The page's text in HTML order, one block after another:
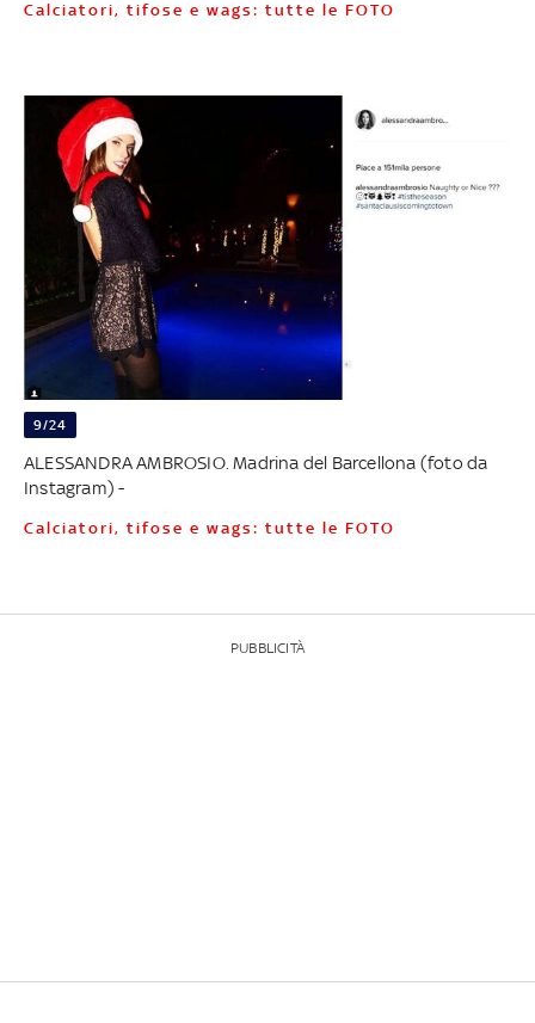
Calciatori, tifose e wags: tutte le FOTO
9/24
ALESSANDRA AMBROSIO. Madrina del Barcellona (foto da
Instagram) -
Calciatori, tifose e wags: tutte le FOTO
PUBBLICITÀ